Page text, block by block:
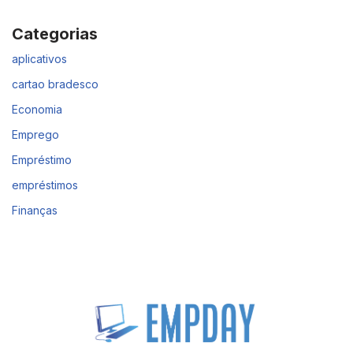
Categorias
aplicativos
cartao bradesco
Economia
Emprego
Empréstimo
empréstimos
Finanças